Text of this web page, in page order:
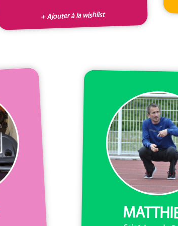
+ Ajouter à la wishlist